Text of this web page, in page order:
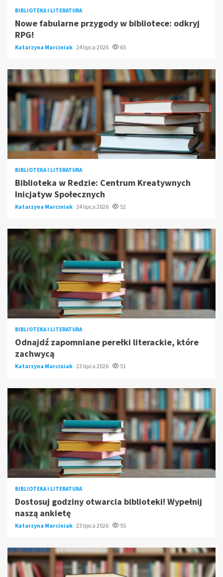
BIBLIOTEKA I LITERATURA
Nowe fabularne przygody w bibliotece: odkryj
RPG!
Katarzyna Marciniak 24 lipca 2026 65
BIBLIOTEKA I LITERATURA
Biblioteka w Redzie: Centrum Kreatywnych
Inicjatyw Społecznych
Katarzyna Marciniak 24 lipca 2026 52
BIBLIOTEKA I LITERATURA
Odnajdź zapomniane perełki literackie, które
zachwycą
Katarzyna Marciniak 23 lipca 2026 51
BIBLIOTEKA I LITERATURA
Dostosuj godziny otwarcia biblioteki! Wypełnij
naszą ankietę
Katarzyna Marciniak 23 lipca 2026 55